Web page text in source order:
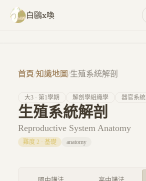
跳至主要內容
白鷗x喚
首頁/知識地圖/生殖系統解剖
大3 · 第1學期 解剖學組織學 器官系統
生殖系統解剖
Reproductive System Anatomy
難度 2 · 基礎 anatomy